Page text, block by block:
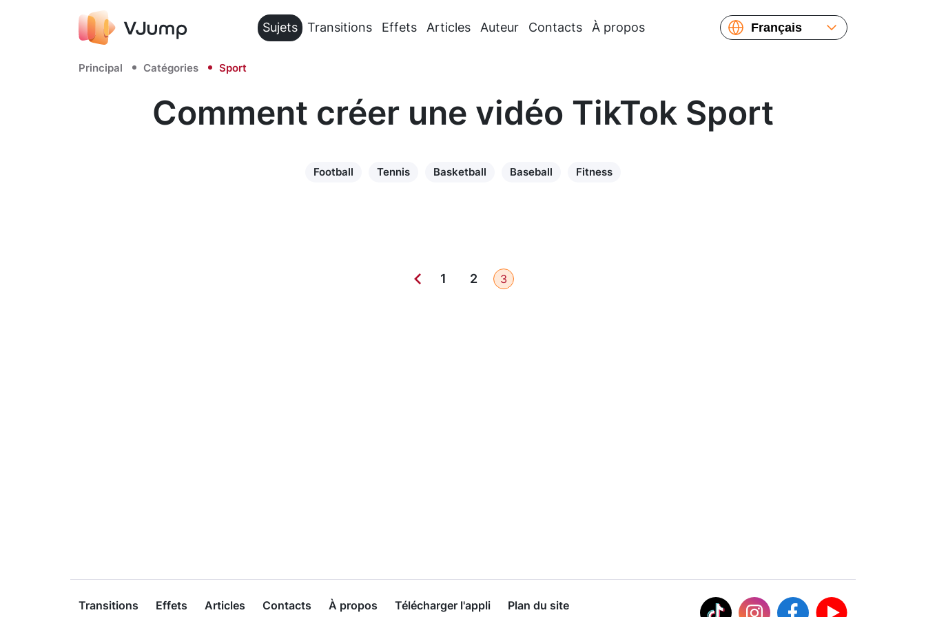
Sujets Transitions Effets Articles Auteur Contacts À propos
Français
Українська
Principal Catégories Sport
Comment créer une vidéo TikTok Sport
Football Tennis Basketball Baseball Fitness
1 2 3
Transitions Effets Articles Contacts À propos Télécharger l'appli Plan du site